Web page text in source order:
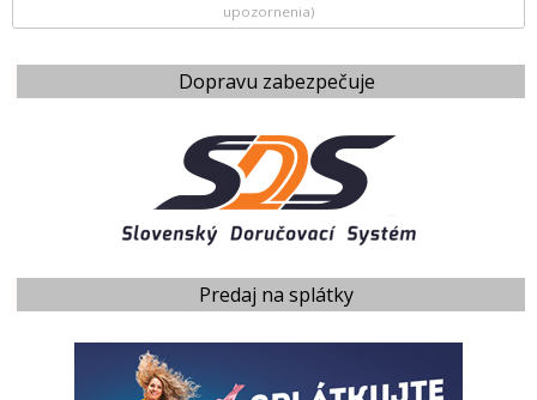
Dopravu zabezpečuje
Predaj na splátky
upozornenia)